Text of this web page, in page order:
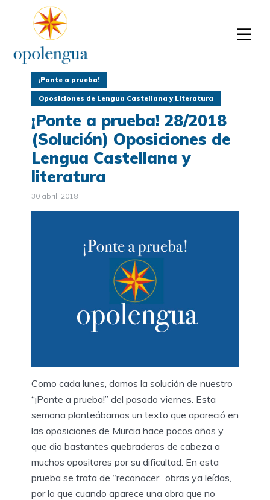
¡Ponte a prueba!
Oposiciones de Lengua Castellana y Literatura
¡Ponte a prueba! 28/2018
(Solución) Oposiciones de
Lengua Castellana y
literatura
30 abril, 2018
Como cada lunes, damos la solución de nuestro
“¡Ponte a prueba!” del pasado viernes. Esta
semana planteábamos un texto que apareció en
las oposiciones de Murcia hace pocos años y
que dio bastantes quebraderos de cabeza a
muchos opositores por su dificultad. En esta
prueba se trata de “reconocer” obras ya leídas,
por lo que cuando aparece una obra que no